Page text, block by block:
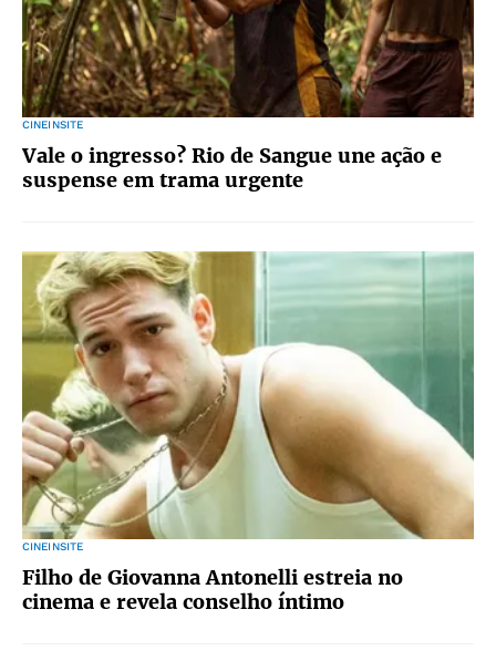
CINEINSITE
Vale o ingresso? Rio de Sangue une ação e
suspense em trama urgente
CINEINSITE
Filho de Giovanna Antonelli estreia no
cinema e revela conselho íntimo